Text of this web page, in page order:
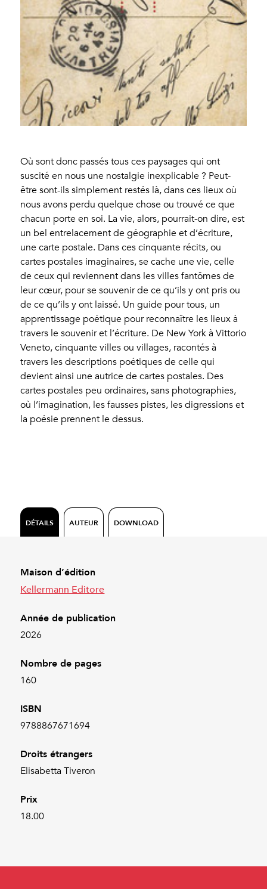
Où sont donc passés tous ces paysages qui ont
suscité en nous une nostalgie inexplicable ? Peut-
être sont-ils simplement restés là, dans ces lieux où
nous avons perdu quelque chose ou trouvé ce que
chacun porte en soi. La vie, alors, pourrait-on dire, est
un bel entrelacement de géographie et d’écriture,
une carte postale. Dans ces cinquante récits, ou
cartes postales imaginaires, se cache une vie, celle
de ceux qui reviennent dans les villes fantômes de
leur cœur, pour se souvenir de ce qu’ils y ont pris ou
de ce qu’ils y ont laissé. Un guide pour tous, un
apprentissage poétique pour reconnaître les lieux à
travers le souvenir et l’écriture. De New York à Vittorio
Veneto, cinquante villes ou villages, racontés à
travers les descriptions poétiques de celle qui
devient ainsi une autrice de cartes postales. Des
cartes postales peu ordinaires, sans photographies,
où l’imagination, les fausses pistes, les digressions et
la poésie prennent le dessus.
DÉTAILS AUTEUR DOWNLOAD
Maison d’édition
Kellermann Editore
Année de publication
2026
Nombre de pages
160
ISBN
9788867671694
Droits étrangers
Elisabetta Tiveron
Prix
18.00